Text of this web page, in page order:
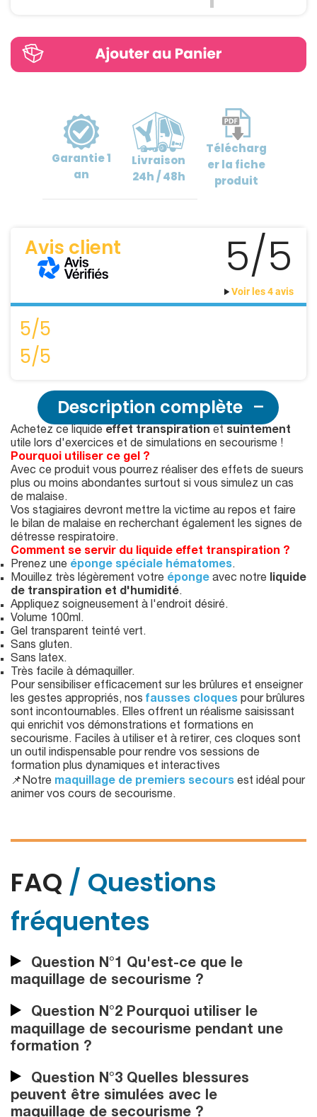
Garantie1
an
Livraison
24h / 48h
Télécharg
erla fiche
produit
Avis client 5/5
Voir les 4 avis
5/5
5/5
Description complète
Achetez ce liquide effet transpiration et suintement
utile lors d'exercices et de simulations en secourisme !
Pourquoi utiliser ce gel ?
Avec ce produit vous pourrez réaliser des effets de sueurs
plus ou moins abondantes surtout si vous simulez un cas
de malaise.
Vos stagiaires devront mettre la victime au repos et faire
le bilan de malaise en recherchant également les signes de
détresse respiratoire.
Comment se servir du liquide effet transpiration ?
Prenez une éponge spéciale hématomes.
Mouillez très légèrement votre éponge avec notre liquide
de transpiration et d'humidité.
Appliquez soigneusement à l'endroit désiré.
Volume 100ml.
Gel transparent teinté vert.
Sans gluten.
Sans latex.
Très facile à démaquiller.
Pour sensibiliser efficacement sur les brûlures et enseigner
les gestes appropriés, nos fausses cloques pour brûlures
sont incontournables. Elles offrent un réalisme saisissant
qui enrichit vos démonstrations et formations en
secourisme. Faciles à utiliser et à retirer, ces cloques sont
un outil indispensable pour rendre vos sessions de
formation plus dynamiques et interactives
📌Notre maquillage de premiers secours est idéal pour
animer vos cours de secourisme.
FAQ / Questions
fréquentes
Question N°1 Qu'est-ce que le
maquillage de secourisme ?
Question N°2 Pourquoi utiliser le
maquillage de secourisme pendant une
formation ?
Question N°3 Quelles blessures
peuvent être simulées avec le
maquillage de secourisme ?